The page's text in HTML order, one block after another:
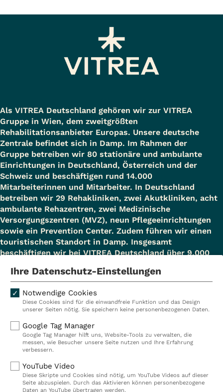
Als VITREA Deutschland gehören wir zur VITREA
Gruppe in Wien, dem zweitgrößten
Rehabilitationsanbieter Europas. Unsere deutsche
Zentrale befindet sich in Damp. Im Rahmen der
Gruppe betreiben wir 80 stationäre und ambulante
Einrichtungen in Deutschland, Österreich und der
Schweiz und beschäftigen rund 14.000
Mitarbeiterinnen und Mitarbeiter. In Deutschland
betreiben wir 29 Rehakliniken, zwei Akutkliniken, acht
ambulante Rehazentren, zwei Medizinische
Versorgungszentren (MVZ), neun Pflegeeinrichtungen
sowie ein Prevention Center. Zudem führen wir einen
touristischen Standort in Damp. Insgesamt
beschäftigen wir bei VITREA Deutschland über 9.000
Kliniken
Ambulant
Reha
Prävention
Karriere
VITREA Deutschland
Ihre Datenschutz-Einstellungen
Notwendige Cookies
Diese Cookies sind für die einwandfreie Funktion und das Design
unserer Seiten nötig. Sie speichern keine personenbezogenen Daten.
Google Tag Manager
Google Tag Manager hilft uns, Website-Tools zu verwalten, die
messen, wie Besucher unsere Seite nutzen und Ihre Erfahrung
verbessern.
YouTube Video
Diese Skripte und Cookies sind nötig, um YouTube Videos auf dieser
Seite abzuspielen. Durch das Aktivieren können personenbezogene
Daten an YouTube übertragen werden.